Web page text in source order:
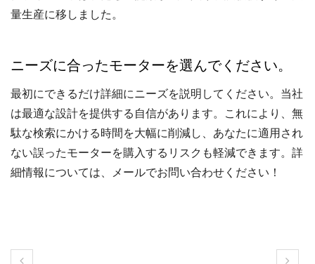
量生産に移しました。
ニーズに合ったモーターを選んでください。
最初にできるだけ詳細にニーズを説明してください。当社
は最適な設計を提供する自信があります。これにより、無
駄な検索にかける時間を大幅に削減し、あなたに適用され
ない誤ったモーターを購入するリスクも軽減できます。詳
細情報については、メールでお問い合わせください！